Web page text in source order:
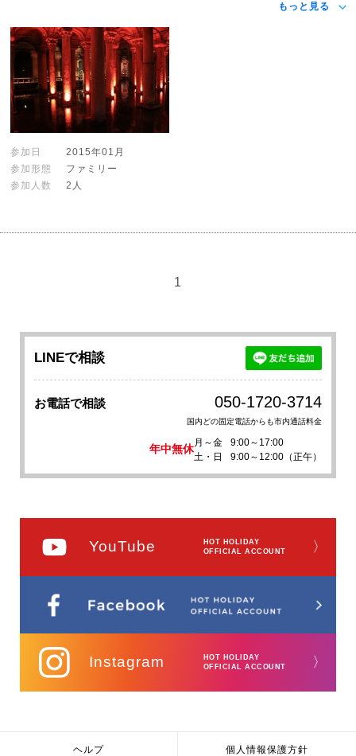
もっと見る
参加日
2015年01月
参加形態
ファミリー
参加人数
2人
1
LINEで相談
お電話で相談 050-1720-3714
国内どの固定電話からも市内通話料金
年中無休
月～金
9:00～17:00
土・日
9:00～12:00（正午）
YouTube
HOT HOLIDAY
OFFICIAL ACCOUNT
〉
Instagram
HOT HOLIDAY
OFFICIAL ACCOUNT
〉
ヘルプ 個人情報保護方針